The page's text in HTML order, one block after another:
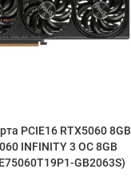
PCIE16 RTX5060 8GB
INFINITY 3 OC 8GB
GB2063S)